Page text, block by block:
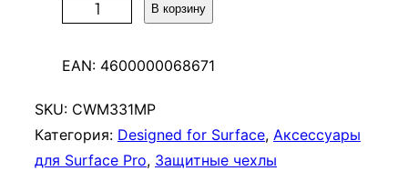
л
ч
е
с
В корзину
EAN: 4600000068671
SKU: CWM331MP
Категория: Designed for Surface, Аксессуары
для Surface Pro, Защитные чехлы